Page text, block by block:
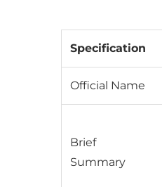
Specification
Official Name
Brief
Summary